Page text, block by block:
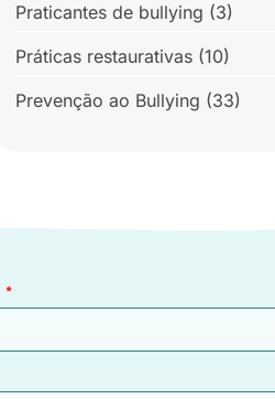
Praticantes de bullying (3)
Práticas restaurativas(10)
Prevenção ao Bullying (33)